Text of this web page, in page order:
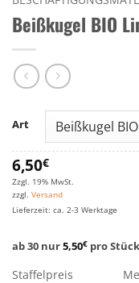
Beißkugel BIO
Art
6,50€
Zzgl. 19% MwSt.
zzgl. Versand
Lieferzeit: ca. 2-3 Werktage
ab 30 nur5,50€ pro
Staffelpreis